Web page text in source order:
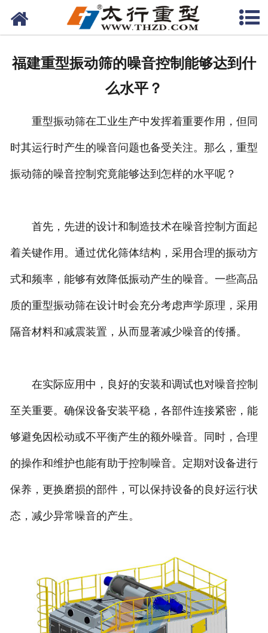
网站首页
联系我们
福建重型振动筛的噪音控制能够达到什
么水平？
重型振动筛在工业生产中发挥着重要作用，但同
时其运行时产生的噪音问题也备受关注。那么，重型
振动筛的噪音控制究竟能够达到怎样的水平呢？
首先，先进的设计和制造技术在噪音控制方面起
着关键作用。通过优化筛体结构，采用合理的振动方
式和频率，能够有效降低振动产生的噪音。一些高品
质的重型振动筛在设计时会充分考虑声学原理，采用
隔音材料和减震装置，从而显著减少噪音的传播。
在实际应用中，良好的安装和调试也对噪音控制
至关重要。确保设备安装平稳，各部件连接紧密，能
够避免因松动或不平衡产生的额外噪音。同时，合理
的操作和维护也能有助于控制噪音。定期对设备进行
保养，更换磨损的部件，可以保持设备的良好运行状
态，减少异常噪音的产生。